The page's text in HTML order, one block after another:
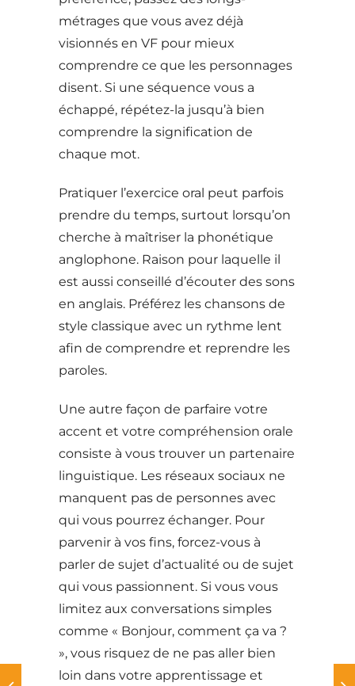
métrages que vous avez déjà
visionnés en VF pour mieux
comprendre ce que les personnages
disent. Si une séquence vous a
échappé, répétez-la jusqu’à bien
comprendre la signification de
chaque mot.
Pratiquer l’exercice oral peut parfois
prendre du temps, surtout lorsqu’on
cherche à maîtriser la phonétique
anglophone. Raison pour laquelle il
est aussi conseillé d’écouter des sons
en anglais. Préférez les chansons de
style classique avec un rythme lent
afin de comprendre et reprendre les
paroles.
Une autre façon de parfaire votre
accent et votre compréhension orale
consiste à vous trouver un partenaire
linguistique. Les réseaux sociaux ne
manquent pas de personnes avec
qui vous pourrez échanger. Pour
parvenir à vos fins, forcez-vous à
parler de sujet d’actualité ou de sujet
qui vous passionnent. Si vous vous
limitez aux conversations simples
comme « Bonjour, comment ça va ?
», vous risquez de ne pas aller bien
loin dans votre apprentissage et